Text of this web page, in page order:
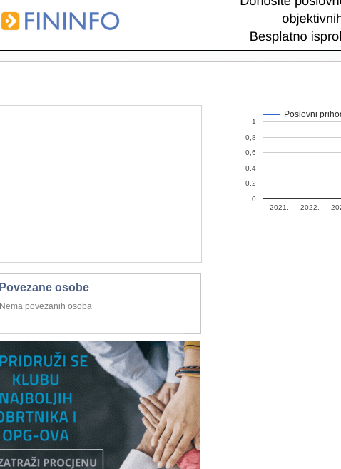
Povezane osobe
Nema povezanih osoba
Poslovni
2021. 2022.
0
0,2
0,4
0,6
0,8
1